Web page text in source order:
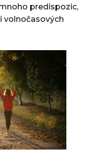
predispozic,
volnočasových